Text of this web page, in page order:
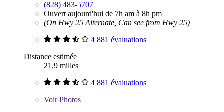
(828) 483-5707
Ouvert aujourd'hui de 7h am à 8h pm
(On Hwy 25 Alternate, Can see from Hwy 25)
4 881 évaluations
Distance estimée
21,9 milles
4 881 évaluations
VoirPhotos